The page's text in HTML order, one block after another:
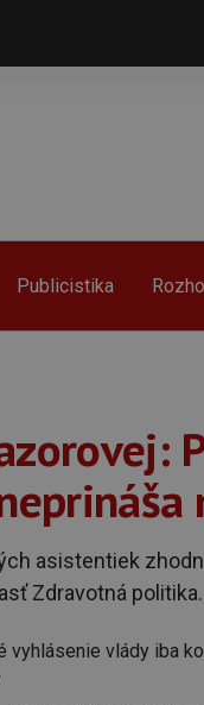
Publicistika
asistentiek
Zdravotná politika.